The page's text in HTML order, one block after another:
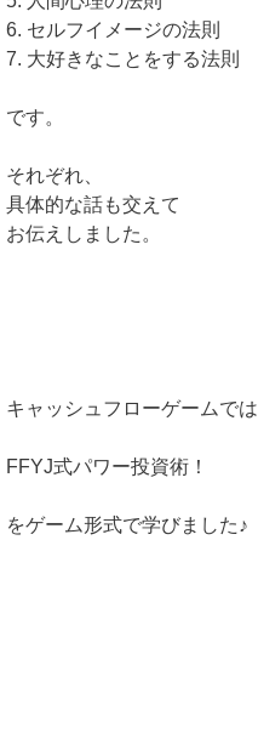
6. セルフイメージの法則
7. 大好きなことをする法則
です。
それぞれ、
具体的な話も交えて
お伝えしました。
キャッシュフローゲームでは
FFYJ式パワー投資術！
をゲーム形式で学びました♪